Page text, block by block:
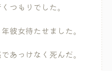
つもりでした。
彼女待たせました。
あっけなく死んだ。